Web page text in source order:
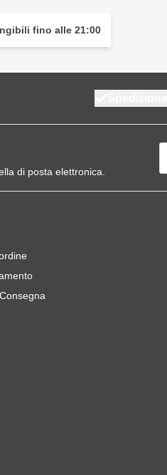
fino alle 21:00
di posta elettronica.